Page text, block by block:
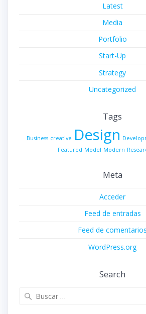
Latest
Media
Portfolio
Start-Up
Strategy
Uncategorized
Tags
Business creative Design
Featured Model Modern
Meta
Acceder
Feed de entradas
Feed de comentarios
WordPress.org
Search